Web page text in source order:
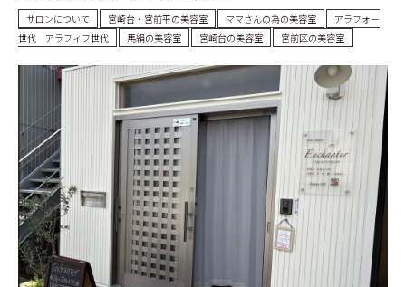
MENU
SHOP&STAFF
COUPON
GALLERY
BLOG
サロンについて 宮崎台・宮前平の美容室 ママさんの為の美容室
アラフォー
世代 アラフィフ世代
馬絹の美容室 宮崎台の美容室 宮前区の美容室